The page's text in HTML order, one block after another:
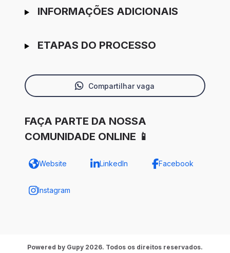
INFORMAÇÕES ADICIONAIS
ETAPAS DO PROCESSO
Compartilhar vaga
FAÇA PARTE DA NOSSA
COMUNIDADE ONLINE 📱
Website LinkedIn Facebook
Instagram
Powered by Gupy 2026. Todos os direitos reservados.